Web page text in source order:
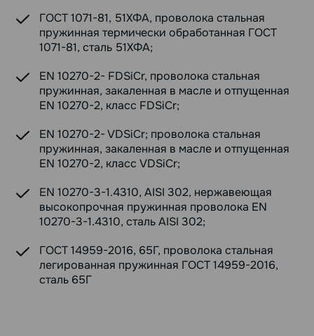
ГОСТ 1071-81, 51ХФА, проволока стальная
пружинная термически обработанная ГОСТ
1071-81, сталь 51ХФА;
EN 10270-2- FDSiCr, проволока стальная
пружинная, закаленная в масле и отпущенная
EN 10270-2, класс FDSiCr;
EN 10270-2- VDSiCr; проволока стальная
пружинная, закаленная в масле и отпущенная
EN 10270-2, класс VDSiCr;
EN 10270-3-1.4310, AISI 302, нержавеющая
высокопрочная пружинная проволока EN
10270-3-1.4310, сталь AISI 302;
ГОСТ 14959-2016, 65Г, проволока стальная
легированная пружинная ГОСТ 14959-2016,
сталь 65Г